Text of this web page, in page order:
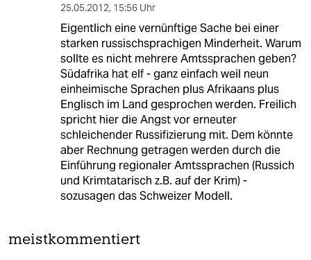
25.05.2012, 15:56 Uhr
Eigentlich eine vernünftige Sache bei einer
starken russischsprachigen Minderheit. Warum
sollte es nicht mehrere Amtssprachen geben?
Südafrika hat elf - ganz einfach weil neun
einheimische Sprachen plus Afrikaans plus
Englisch im Land gesprochen werden. Freilich
spricht hier die Angst vor erneuter
schleichender Russifizierung mit. Dem könnte
aber Rechnung getragen werden durch die
Einführung regionaler Amtssprachen (Russich
und Krimtatarisch z.B. auf der Krim) -
sozusagen das Schweizer Modell.
meistkommentiert